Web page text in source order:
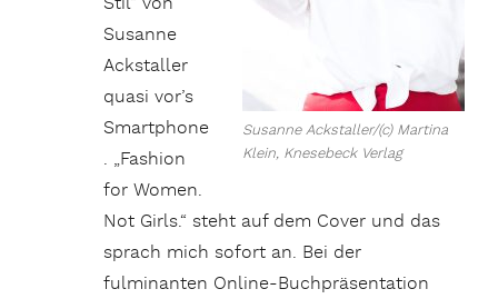
Susanne Ackstaller/(c) Martina
Klein, Knesebeck Verlag
Susanne
Ackstaller
quasi vor’s
Smartphone
. „Fashion
for Women.
Not Girls.“ steht auf dem Cover und das
sprach mich sofort an. Bei der
fulminanten Online-Buchpräsentation